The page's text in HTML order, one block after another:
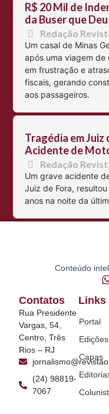
R$ 20 Mil de
da Buser que
Redação
Um casal de Minas
após uma viagem de
em frustração e
fiscais, gerando
aos passageiros.
Tragédia em
Acidente de
Redação
Um grave acidente
Juiz de Fora,
anos na noite da
Conteúdo
Links
Portal
Edições
Capas
Contatos
Rua Presidente
Vargas, 54,
Centro, Três
Rios – RJ
(24) 98819-
7067